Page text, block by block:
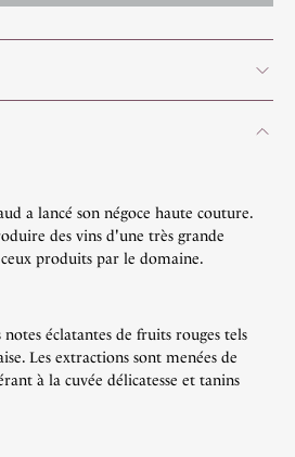
a lancé son négoce haute couture.
des vins d'une très grande
produits par le domaine.
éclatantes de fruits rouges tels
Les extractions sont menées de
à la cuvée délicatesse et tanins